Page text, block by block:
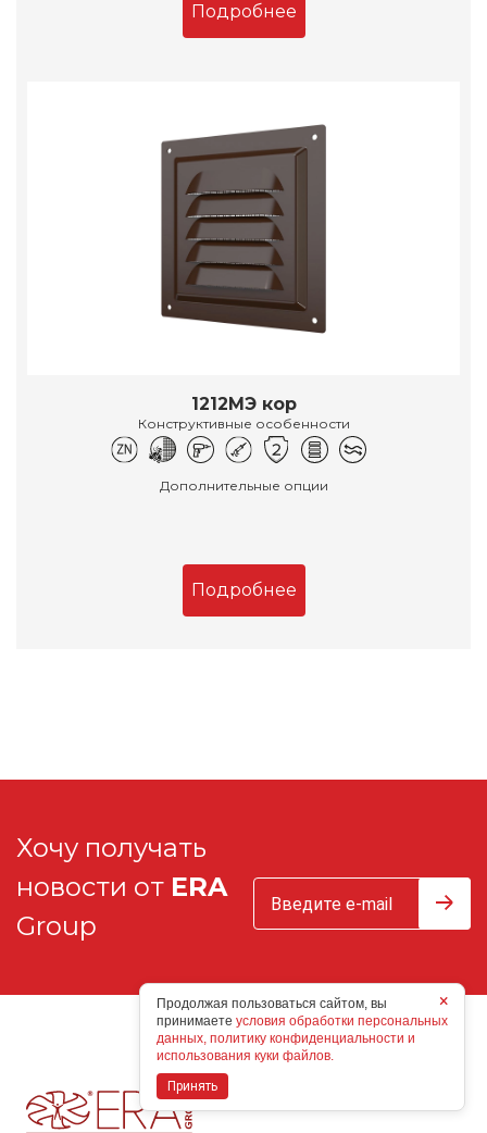
Подробнее
1212МЭ кор
Конструктивные особенности
Дополнительные опции
Подробнее
Хочу получать
новости от ERA
Group
×
Продолжая пользоваться сайтом, вы
принимаете условия обработки персональных
данных, политику конфиденциальности и
использования куки файлов.
Принять